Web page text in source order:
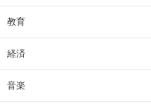
教育
経済
音楽